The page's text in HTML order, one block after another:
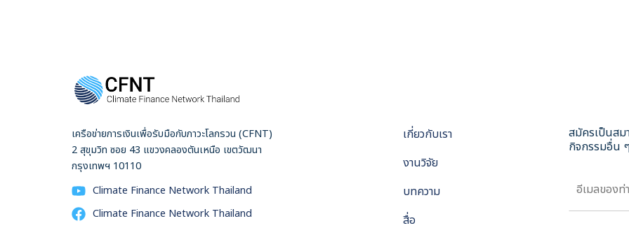
ประชาชนต้องทำอย่างไร” ที่ชั้น L หอศิลปกรุงเทพฯ
(BACC) ซึ่งเป็นส่วนหนึ่งของงานนิทรรศการ ‘ปิดสวิตช์
อะไรให้ค่าไฟแฟร์ เปิดสาเหตุอะไรทำค่าไฟแพง’
ระหว่างวันที่ 19-24 มีนาคม สฤณี อาชวานันทกุล
หัวหน้าคณะวิจัย Fair Finance Thailand กล่าวถึง
ปัญหาความไม่เป็นธรรมของโครงสร้างค่าไฟว่า มี 3
รับผิดชอบกับการพยากรณ์ความต้องการใช้ไฟฟ้าที่เกิน
จริง ซึ่งถือเป็นเรื่องใหญ่ที่สุดและส่งผลต่อค่าไฟ โดย
เครือข่ายการเงินเพื่อรับมือกับภาวะโลกรวน (CFNT)
2 สุขุมวิท ซอย 43 แขวงคลองตันเหนือ เขตวัฒนา
กรุงเทพฯ 10110
Climate Finance Network Thailand
Climate Finance Network Thailand
เกี่ยวกับเรา
งานวิจัย
บทความ
สื่อ
สมัครเป็นสม
กิจกรรมอื่น